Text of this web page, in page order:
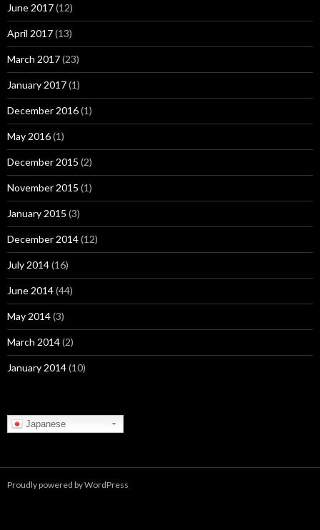
June 2017(12)
April 2017(13)
March 2017(23)
January 2017(1)
December 2016(1)
May 2016(1)
December 2015 (2)
November 2015 (1)
January 2015 (3)
December 2014(12)
July 2014(16)
June 2014(44)
May 2014(3)
March 2014(2)
January 2014(10)
Japanese
Proudly powered by WordPress